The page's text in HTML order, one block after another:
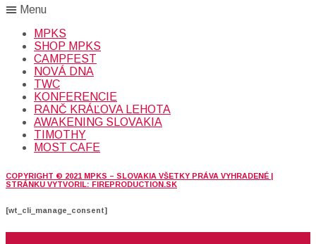
Menu
MPKS
SHOP MPKS
CAMPFEST
NOVÁ DNA
TWC
KONFERENCIE
RANČ KRÁĽOVA LEHOTA
AWAKENING SLOVAKIA
TIMOTHY
MOST CAFE
COPYRIGHT © 2021 MPKS – SLOVAKIA VŠETKY PRÁVA VYHRADENÉ |
STRÁNKU VYTVORIL: FIREPRODUCTION.SK
[wt_cli_manage_consent]